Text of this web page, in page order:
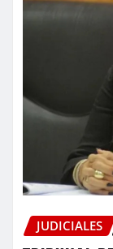
JUDICIALES